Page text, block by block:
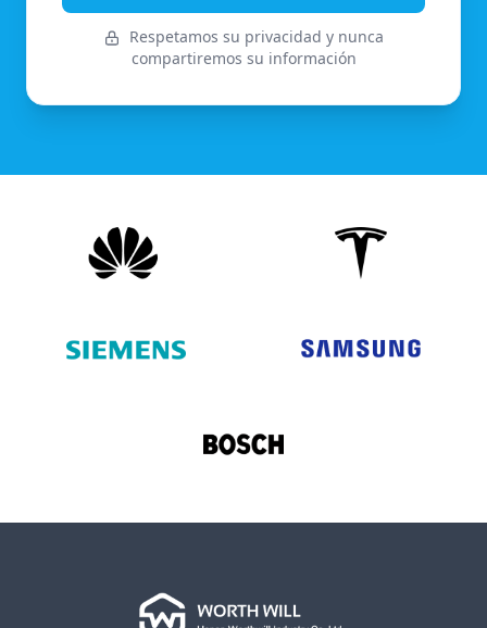
Respetamos su privacidad y nunca
compartiremos su información